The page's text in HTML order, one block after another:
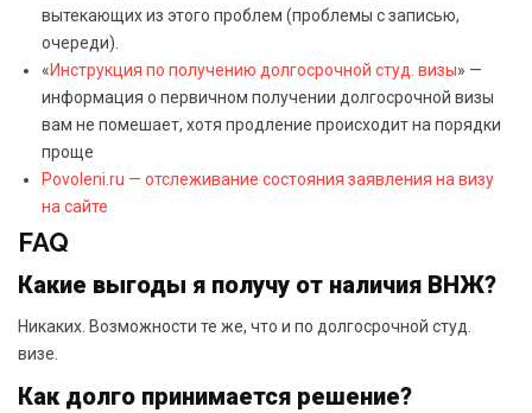
вытекающих из этого проблем (проблемы с записью,
очереди).
«Инструкция по получению долгосрочной студ. визы» —
информация о первичном получении долгосрочной визы
вам не помешает, хотя продление происходит на порядки
проще
Povoleni.ru — отслеживание состояния заявления на визу
на сайте
FAQ
Какие выгоды я получу от наличия ВНЖ?
Никаких. Возможности те же, что и по долгосрочной студ.
визе.
Как долго принимается решение?